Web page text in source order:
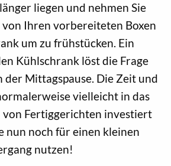
liegen und nehmen Sie
Ihren vorbereiteten Boxen
um zu frühstücken. Ein
Kühlschrank löst die Frage
der Mittagspause. Die Zeit und
vielleicht in das
von Fertiggerichten investiert
nun noch für einen kleinen
nutzen!